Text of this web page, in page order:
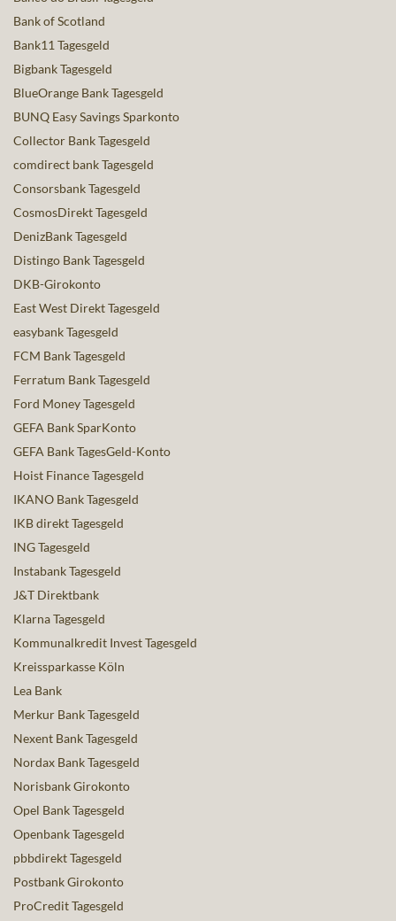
Bank of Scotland
Bank11 Tagesgeld
Bigbank Tagesgeld
BlueOrange Bank Tagesgeld
BUNQ Easy Savings Sparkonto
Collector Bank Tagesgeld
comdirect bank Tagesgeld
Consorsbank Tagesgeld
CosmosDirekt Tagesgeld
DenizBank Tagesgeld
Distingo Bank Tagesgeld
DKB-Girokonto
East West Direkt Tagesgeld
easybank Tagesgeld
FCM Bank Tagesgeld
Ferratum Bank Tagesgeld
Ford Money Tagesgeld
GEFA Bank SparKonto
GEFA Bank TagesGeld-Konto
Hoist Finance Tagesgeld
IKANO Bank Tagesgeld
IKB direkt Tagesgeld
ING Tagesgeld
Instabank Tagesgeld
J&T Direktbank
Klarna Tagesgeld
Kommunalkredit Invest Tagesgeld
Kreissparkasse Köln
Lea Bank
Merkur Bank Tagesgeld
Nexent Bank Tagesgeld
Nordax Bank Tagesgeld
Norisbank Girokonto
Opel Bank Tagesgeld
Openbank Tagesgeld
pbbdirekt Tagesgeld
Postbank Girokonto
ProCredit Tagesgeld